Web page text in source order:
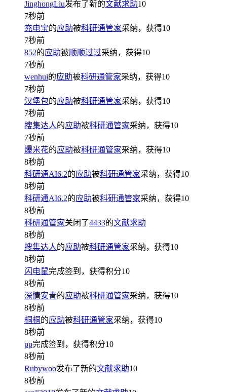
JinghongLiu发布了新的文献求助10
7秒前
充电宝的应助被科研通管家采纳，获得10
7秒前
852的应助被顺顺过过采纳，获得10
7秒前
wenhui的应助被科研通管家采纳，获得10
7秒前
汉堡包的应助被科研通管家采纳，获得10
7秒前
搜集达人的应助被科研通管家采纳，获得10
7秒前
爆米花的应助被科研通管家采纳，获得10
8秒前
科研通AI6.2的应助被科研通管家采纳，获得10
8秒前
科研通AI6.2的应助被科研通管家采纳，获得10
8秒前
科研通管家关闭了4433的文献求助
8秒前
搜集达人的应助被科研通管家采纳，获得10
8秒前
闪电鼠完成签到，获得积分10
8秒前
深情安青的应助被科研通管家采纳，获得10
8秒前
桐桐 的应助被科研通管家采纳，获得10
8秒前
pp完成签到，获得积分10
8秒前
Rubywoo发布了新的文献求助10
8秒前